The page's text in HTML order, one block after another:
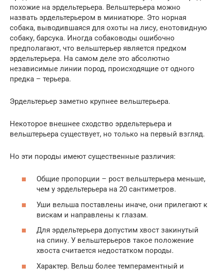
похожие на эрдельтерьера. Вельштерьера можно
назвать эрдельтерьером в миниатюре. Это норная
собака, выводившаяся для охоты на лису, енотовидную
собаку, барсука. Иногда собаководы ошибочно
предполагают, что вельштерьер является предком
эрдельтерьера. На самом деле это абсолютно
независимые линии пород, происходящие от одного
предка – терьера.
Эрдельтерьер заметно крупнее вельштерьера.
Некоторое внешнее сходство эрдельтерьера и
вельштерьера существует, но только на первый взгляд.
Но эти породы имеют существенные различия:
Общие пропорции – рост вельштерьера меньше,
чем у эрдельтерьера на 20 сантиметров.
Уши вельша поставлены иначе, они прилегают к
вискам и направлены к глазам.
Для эрдельтерьера допустим хвост закинутый
на спину. У вельштерьеров такое положение
хвоста считается недостатком породы.
Характер. Вельш более темпераментный и